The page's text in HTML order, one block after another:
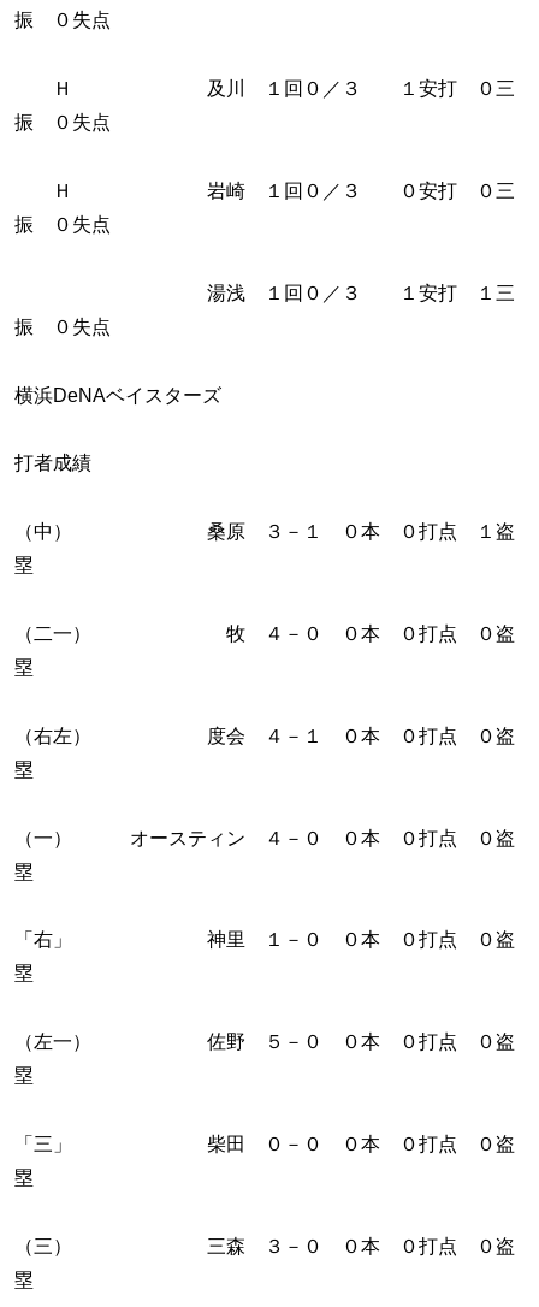
振 ０失点
Ｈ 及川 １回０／３ １安打 ０三
振 ０失点
Ｈ 岩崎 １回０／３ ０安打 ０三
振 ０失点
湯浅 １回０／３ １安打 １三
振 ０失点
横浜DeNAベイスターズ
打者成績
（中） 桑原 ３－１ ０本 ０打点 １盗
塁
（二一） 牧 ４－０ ０本 ０打点 ０盗
塁
（右左） 度会 ４－１ ０本 ０打点 ０盗
塁
（一） オースティン ４－０ ０本 ０打点 ０盗
塁
「右」 神里 １－０ ０本 ０打点 ０盗
塁
（左一） 佐野 ５－０ ０本 ０打点 ０盗
塁
「三」 柴田 ０－０ ０本 ０打点 ０盗
塁
（三） 三森 ３－０ ０本 ０打点 ０盗
塁